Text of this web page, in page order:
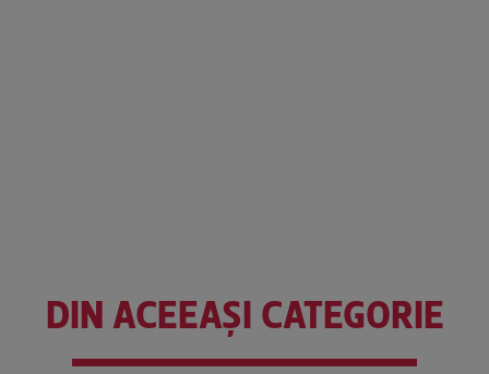
DIN ACEEAȘI CATEGORIE